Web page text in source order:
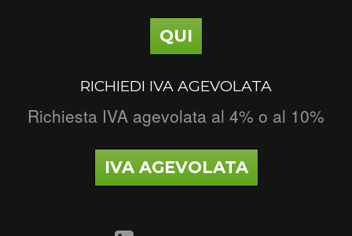
QUI
RICHIEDI IVA AGEVOLATA
Richiesta IVA agevolata al 4% o al 10%
IVA AGEVOLATA